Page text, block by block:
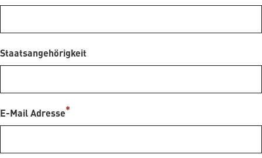
Staatsangehörigkeit
E-Mail Adresse